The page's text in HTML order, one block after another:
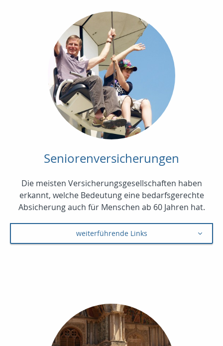
Seniorenversicherungen
Die meisten Versicherungsgesellschaften haben
erkannt, welche Bedeutung eine bedarfsgerechte
Absicherung auch für Menschen ab 60 Jahren hat.
weiterführende Links